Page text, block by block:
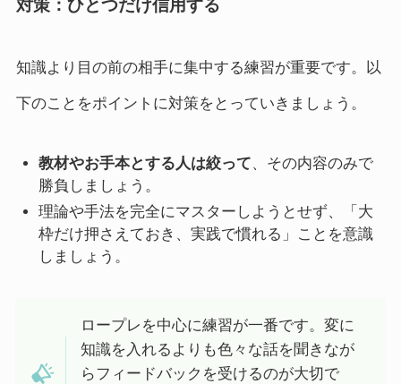
対策：ひとつだけ信用する
知識より目の前の相手に集中する練習が重要です。以
下のことをポイントに対策をとっていきましょう。
教材やお手本とする人は絞って、その内容のみで
勝負しましょう。
理論や手法を完全にマスターしようとせず、「大
枠だけ押さえておき、実践で慣れる」ことを意識
しましょう。
ロープレを中心に練習が一番です。変に
知識を入れるよりも色々な話を聞きなが
らフィードバックを受けるのが大切で